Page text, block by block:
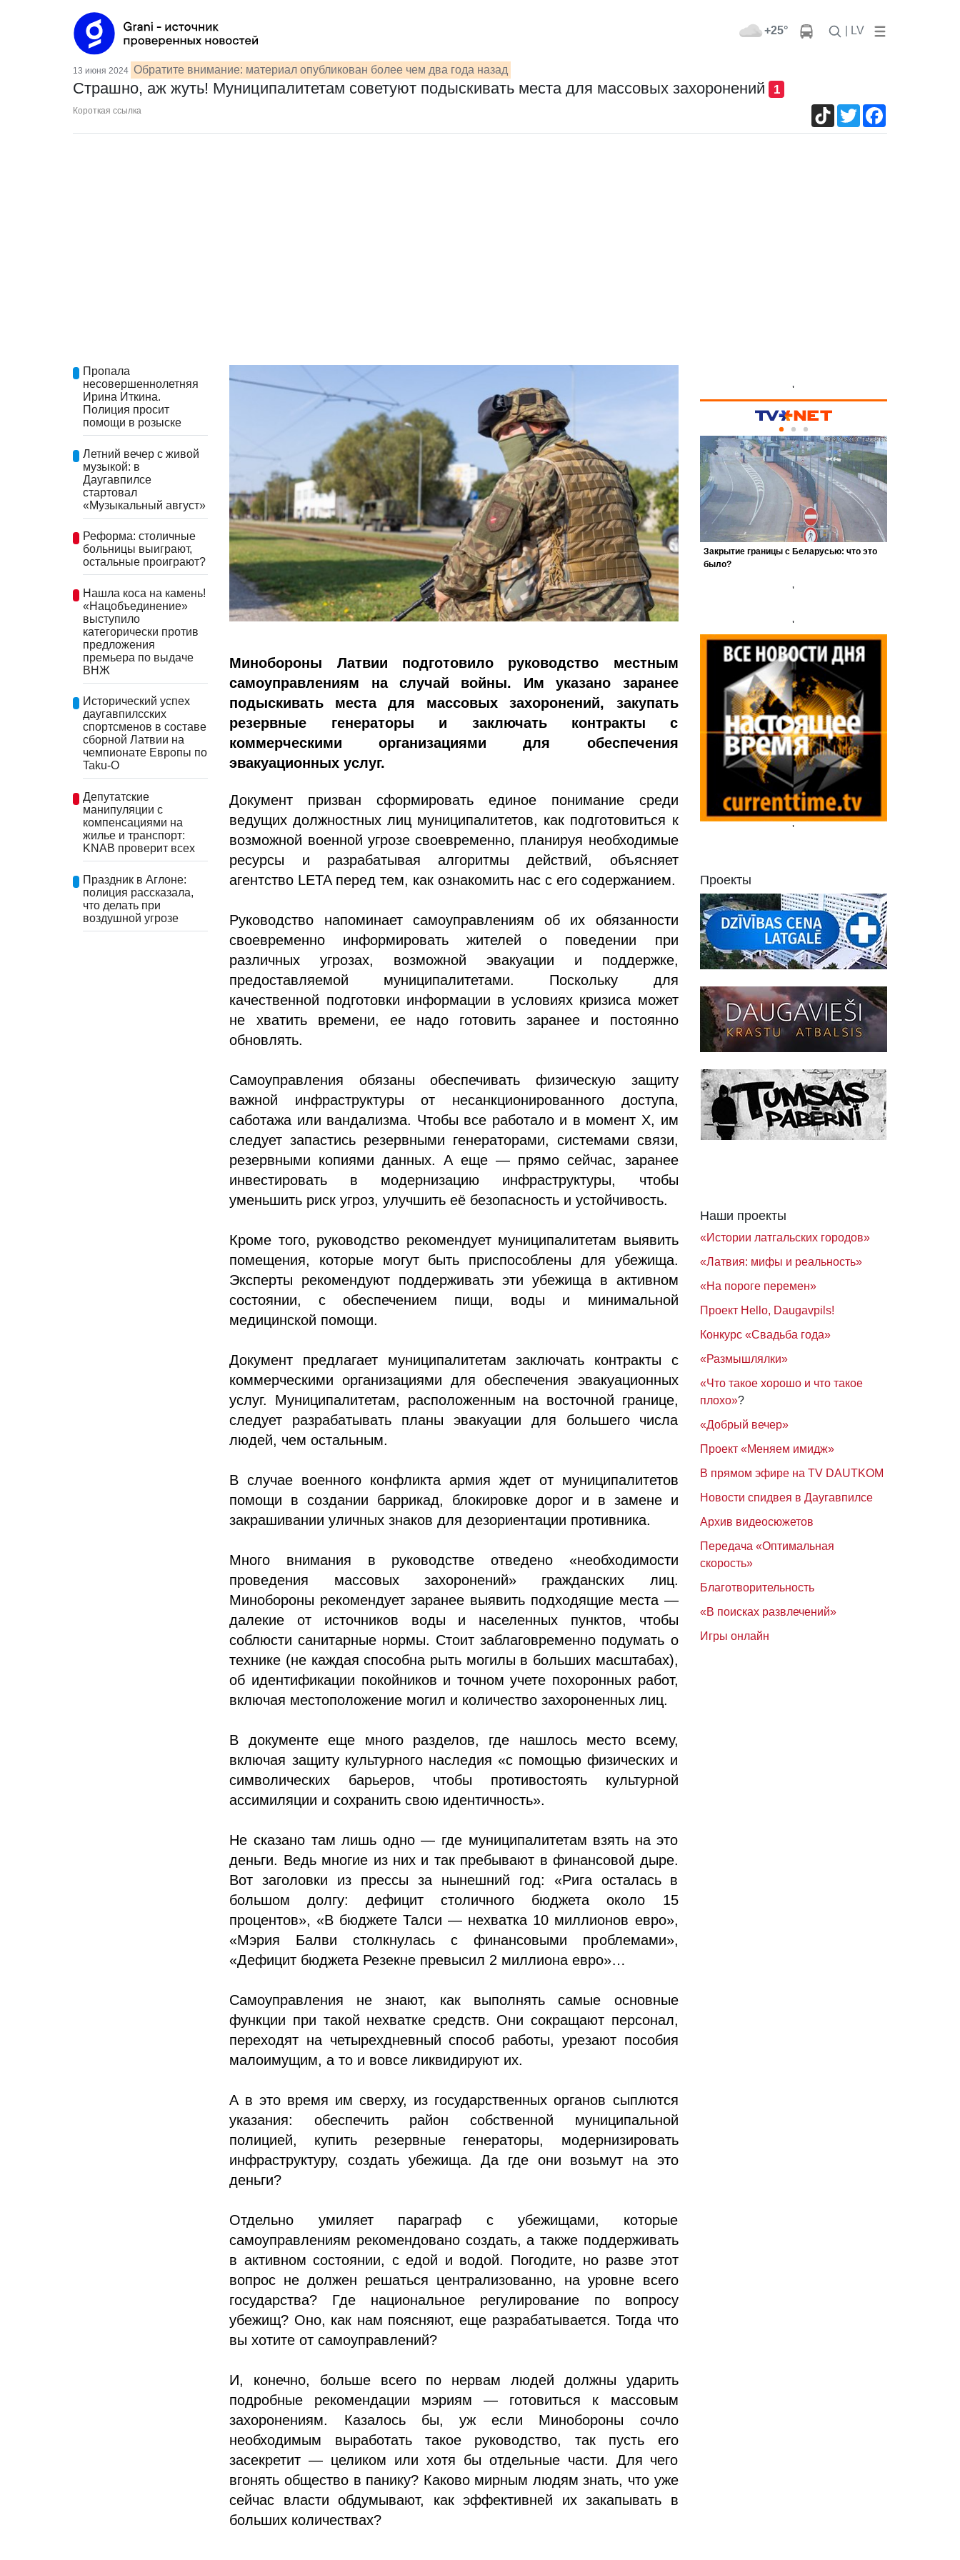
+25° | LV
13 июня 2024 Обратите внимание: материал опубликован более чем два года назад
Страшно, аж жуть! Муниципалитетам советуют подыскивать места для массовых захоронений 1
Короткая ссылка TikTokTwitter
Пропала
несовершеннолетняя
Ирина Иткина.
Полиция просит
помощи в розыске
Летний вечер с живой
музыкой: в
Даугавпилсе
стартовал
«Музыкальный август»
Реформа: столичные
больницы выиграют,
остальные проиграют?
Нашла коса на камень!
«Нацобъединение»
выступило
категорически против
предложения
премьера по выдаче
ВНЖ
Исторический успех
даугавпилсских
спортсменов в составе
сборной Латвии на
чемпионате Европы по
Taku-O
Депутатские
манипуляции с
компенсациями на
жилье и транспорт:
KNAB проверит всех
Праздник в Аглоне:
полиция рассказала,
что делать при
воздушной угрозе
Минобороны Латвии подготовило руководство местным
самоуправлениям на случай войны. Им указано заранее
подыскивать места для массовых захоронений, закупать
резервные генераторы и заключать контракты с
коммерческими организациями для обеспечения
эвакуационных услуг.
Документ призван сформировать единое понимание среди
ведущих должностных лиц муниципалитетов, как подготовиться к
возможной военной угрозе своевременно, планируя необходимые
ресурсы и разрабатывая алгоритмы действий, объясняет
агентство LETA перед тем, как ознакомить нас с его содержанием.
Руководство напоминает самоуправлениям об их обязанности
своевременно информировать жителей о поведении при
различных угрозах, возможной эвакуации и поддержке,
предоставляемой муниципалитетами. Поскольку для
качественной подготовки информации в условиях кризиса может
не хватить времени, ее надо готовить заранее и постоянно
обновлять.
Самоуправления обязаны обеспечивать физическую защиту
важной инфраструктуры от несанкционированного доступа,
саботажа или вандализма. Чтобы все работало и в момент Х, им
следует запастись резервными генераторами, системами связи,
резервными копиями данных. А еще — прямо сейчас, заранее
инвестировать в модернизацию инфраструктуры, чтобы
уменьшить риск угроз, улучшить её безопасность и устойчивость.
Кроме того, руководство рекомендует муниципалитетам выявить
помещения, которые могут быть приспособлены для убежища.
Эксперты рекомендуют поддерживать эти убежища в активном
состоянии, с обеспечением пищи, воды и минимальной
медицинской помощи.
Документ предлагает муниципалитетам заключать контракты с
коммерческими организациями для обеспечения эвакуационных
услуг. Муниципалитетам, расположенным на восточной границе,
следует разрабатывать планы эвакуации для большего числа
людей, чем остальным.
В случае военного конфликта армия ждет от муниципалитетов
помощи в создании баррикад, блокировке дорог и в замене и
закрашивании уличных знаков для дезориентации противника.
Много внимания в руководстве отведено «необходимости
проведения массовых захоронений» гражданских лиц.
Минобороны рекомендует заранее выявить подходящие места —
далекие от источников воды и населенных пунктов, чтобы
соблюсти санитарные нормы. Стоит заблаговременно подумать о
технике (не каждая способна рыть могилы в больших масштабах),
об идентификации покойников и точном учете похоронных работ,
включая местоположение могил и количество захороненных лиц.
В документе еще много разделов, где нашлось место всему,
включая защиту культурного наследия «с помощью физических и
символических барьеров, чтобы противостоять культурной
ассимиляции и сохранить свою идентичность».
Не сказано там лишь одно — где муниципалитетам взять на это
деньги. Ведь многие из них и так пребывают в финансовой дыре.
Вот заголовки из прессы за нынешний год: «Рига осталась в
большом долгу: дефицит столичного бюджета около 15
процентов», «В бюджете Талси — нехватка 10 миллионов евро»,
«Мэрия Балви столкнулась с финансовыми проблемами»,
«Дефицит бюджета Резекне превысил 2 миллиона евро»…
Самоуправления не знают, как выполнять самые основные
функции при такой нехватке средств. Они сокращают персонал,
переходят на четырехдневный способ работы, урезают пособия
малоимущим, а то и вовсе ликвидируют их.
А в это время им сверху, из государственных органов сыплются
указания: обеспечить район собственной муниципальной
полицией, купить резервные генераторы, модернизировать
инфраструктуру, создать убежища. Да где они возьмут на это
деньги?
Отдельно умиляет параграф с убежищами, которые
самоуправлениям рекомендовано создать, а также поддерживать
в активном состоянии, с едой и водой. Погодите, но разве этот
вопрос не должен решаться централизованно, на уровне всего
государства? Где национальное регулирование по вопросу
убежищ? Оно, как нам поясняют, еще разрабатывается. Тогда что
вы хотите от самоуправлений?
И, конечно, больше всего по нервам людей должны ударить
подробные рекомендации мэриям — готовиться к массовым
захоронениям. Казалось бы, уж если Минобороны сочло
необходимым выработать такое руководство, так пусть его
засекретит — целиком или хотя бы отдельные части. Для чего
вгонять общество в панику? Каково мирным людям знать, что уже
сейчас власти обдумывают, как эффективней их закапывать в
больших количествах?
'
'
'
'
Проекты
Наши проекты
«Истории латгальских городов»
«Латвия: мифы и реальность»
«На пороге перемен»
Проект Hello, Daugavpils!
Конкурс «Свадьба года»
«Размышлялки»
«Что такое хорошо и что такое
плохо»?
«Добрый вечер»
Проект «Меняем имидж»
В прямом эфире на TV DAUTKOM
Новости спидвея в Даугавпилсе
Архив видеосюжетов
Передача «Оптимальная
скорость»
Благотворительность
«В поисках развлечений»
Игры онлайн